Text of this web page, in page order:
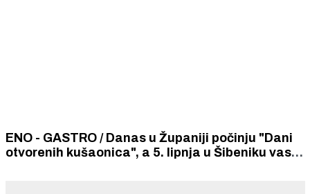
ENO - GASTRO / Danas u Županiji počinju "Dani
otvorenih kušaonica", a 5. lipnja u Šibeniku vas